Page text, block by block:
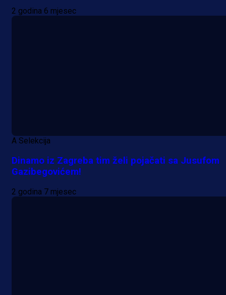
2 godina 6 mjesec
A Selekcija
Dinamo iz Zagreba tim želi pojačati sa Jusufom
Gazibegovićem!
2 godina 7 mjesec